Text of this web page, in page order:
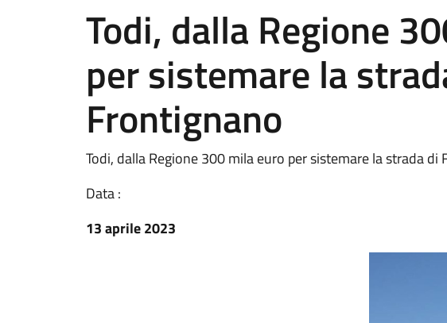
Todi, dalla Regione
per sistemare la
Frontignano
Todi, dalla Regione 300 mila euro per sistemare la strada di
Data :
13 aprile 2023